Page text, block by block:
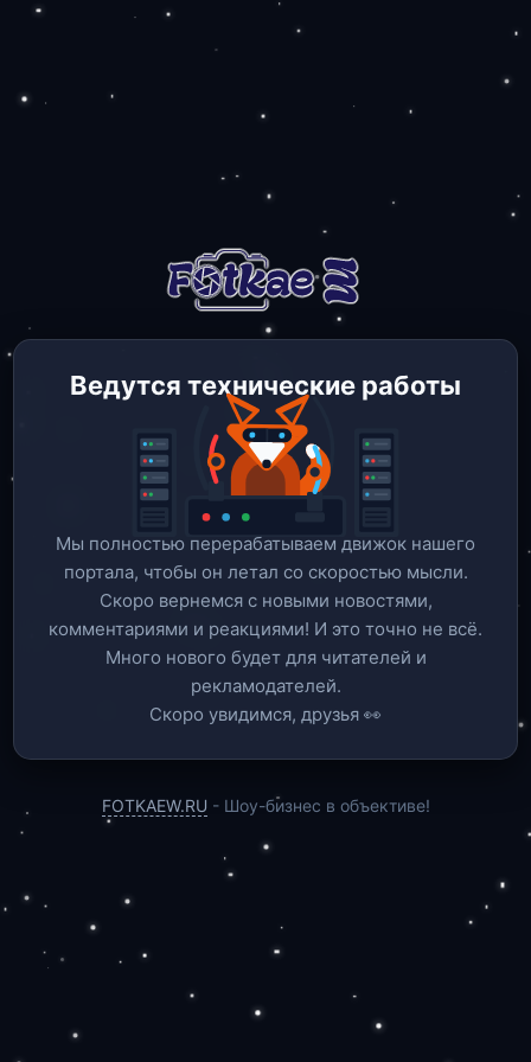
Ведутся технические работы
Мы полностью перерабатываем движок нашего
портала, чтобы он летал со скоростью мысли.
Скоро вернемся c новыми новостями,
комментариями и реакциями! И это точно не всё.
Много нового будет для читателей и
рекламодателей.
Скоро увидимся, друзья 👀
FOTKAEW.RU - Шоу-бизнес в объективе!